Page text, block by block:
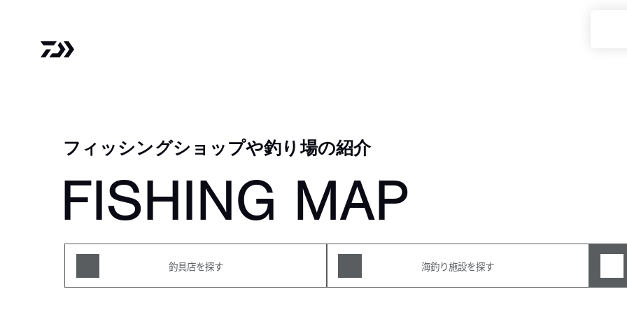
フィッシングショップや釣り場の紹介
FISHING MAP
釣具店を探す 海釣り施設を探す